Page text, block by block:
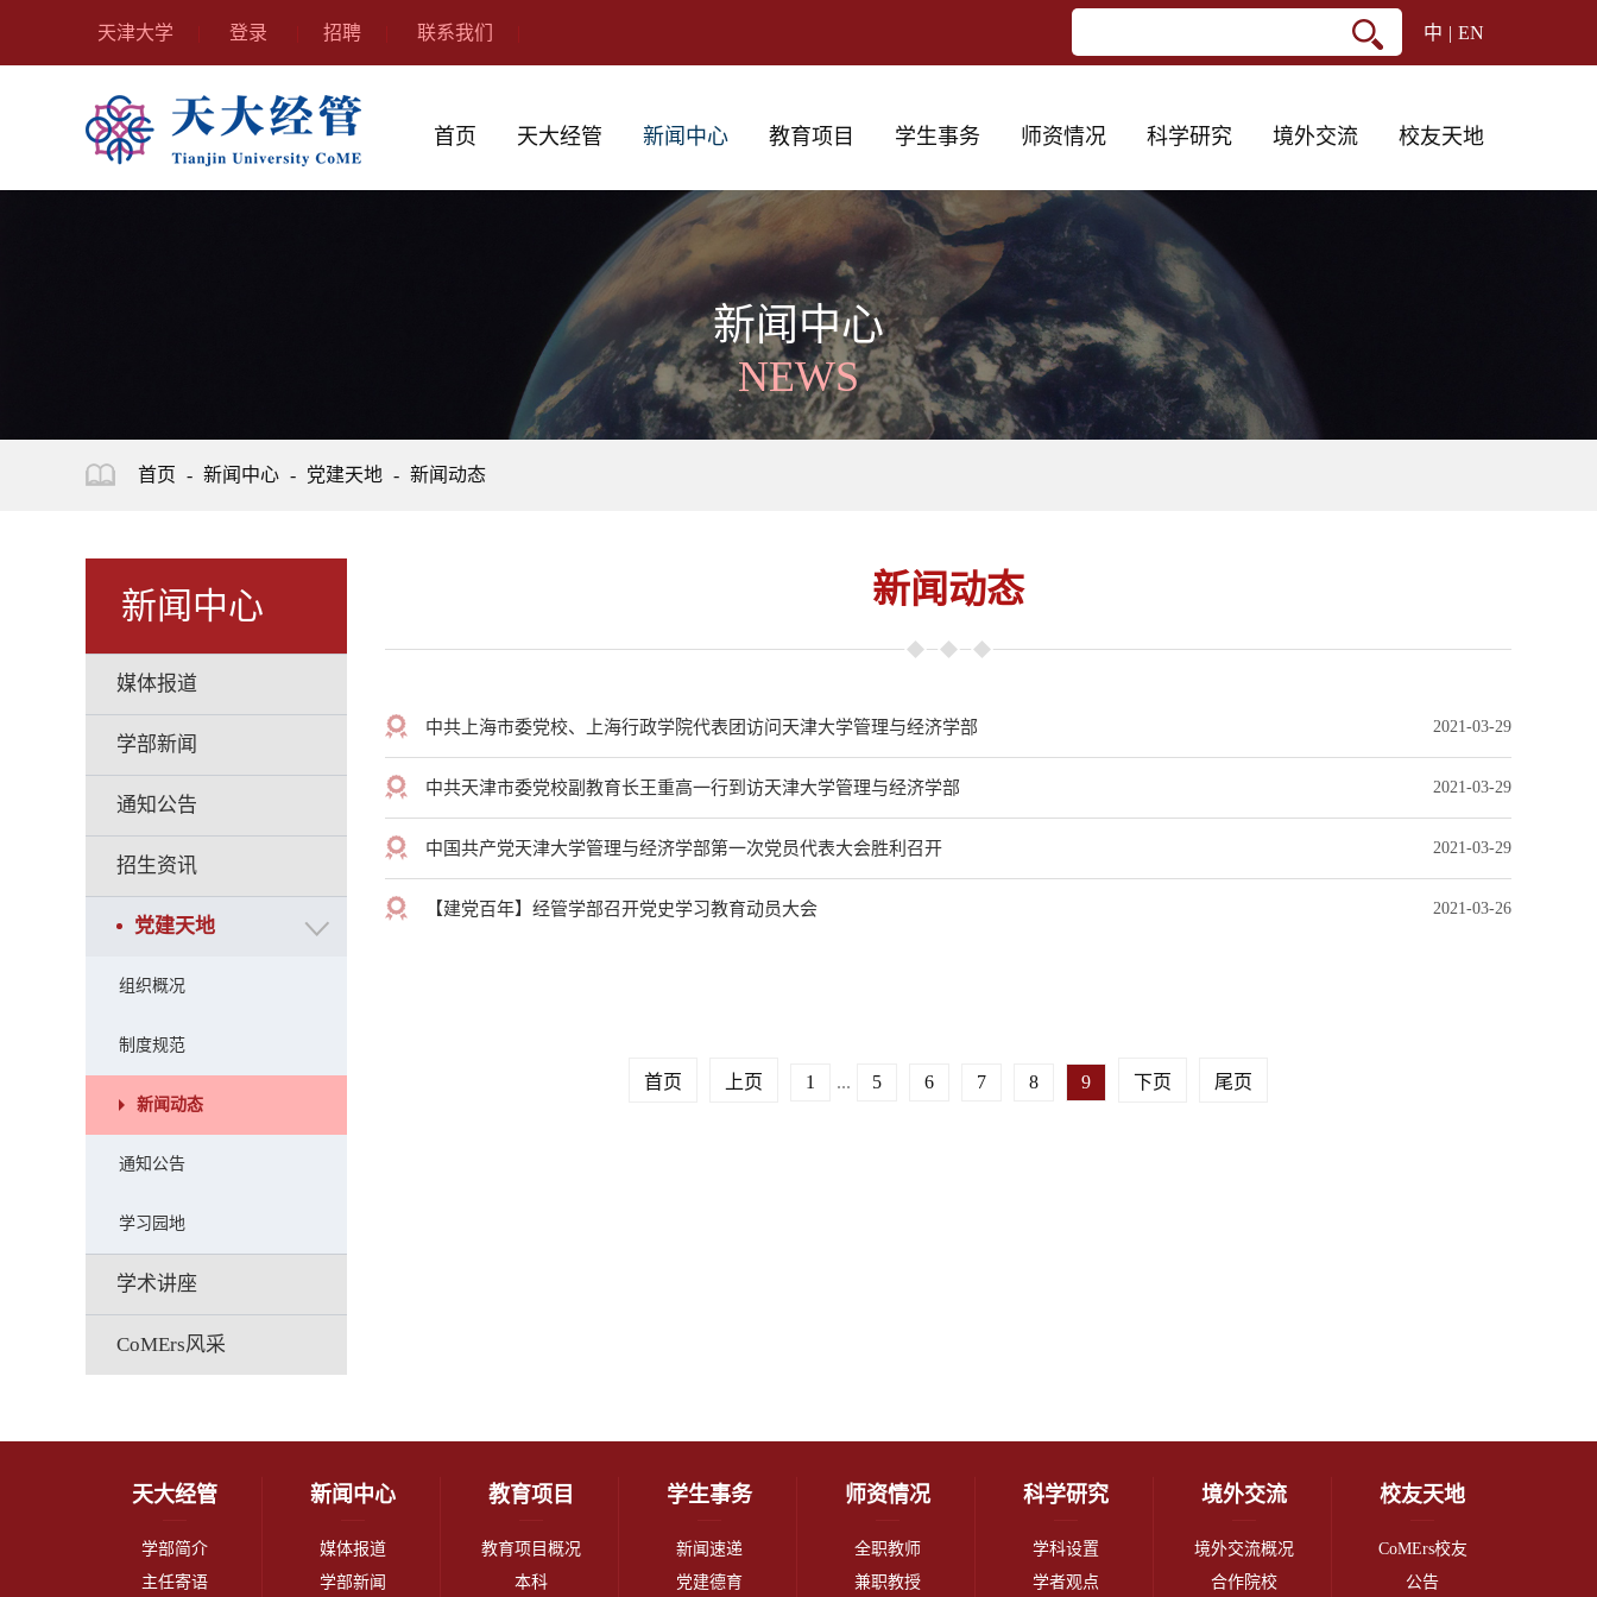
天津大学 登录 招聘 联系我们 中 EN
首页 天大经管 新闻中心 教育项目 学生事务 师资情况 科学研究 境外交流 校友天地
新闻中心
NEWS
首页 - 新闻中心 - 党建天地 - 新闻动态
新闻动态
中共上海市委党校、上海行政学院代表团访问天津大学管理与经济学部 2021-03-29
中共天津市委党校副教育长王重高一行到访天津大学管理与经济学部 2021-03-29
中国共产党天津大学管理与经济学部第一次党员代表大会胜利召开 2021-03-29
【建党百年】经管学部召开党史学习教育动员大会 2021-03-26
首页 上页 1 ... 5 6 7 8 9 下页 尾页
新闻中心
媒体报道
学部新闻
通知公告
招生资讯
党建天地
组织概况
制度规范
新闻动态
通知公告
学习园地
学术讲座
CoMErs风采
天大经管
学部简介
主任寄语
新闻中心
媒体报道
学部新闻
教育项目
教育项目概况
本科
学生事务
新闻速递
党建德育
师资情况
全职教师
兼职教授
科学研究
学科设置
学者观点
境外交流
境外交流概况
合作院校
校友天地
CoMErs校友
公告